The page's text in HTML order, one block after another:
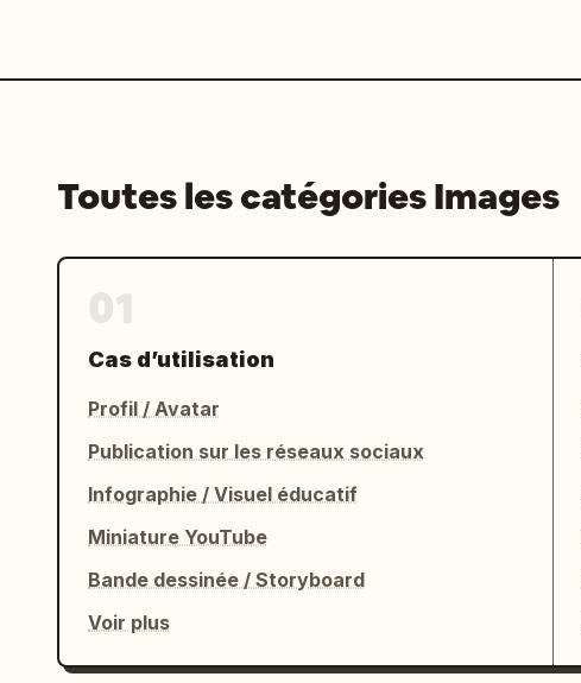
Toutes les catégories Images
Cas d’utilisation
Profil / Avatar
Publication sur les réseaux sociaux
Infographie / Visuel éducatif
Miniature YouTube
Bande dessinée / Storyboard
Voir plus